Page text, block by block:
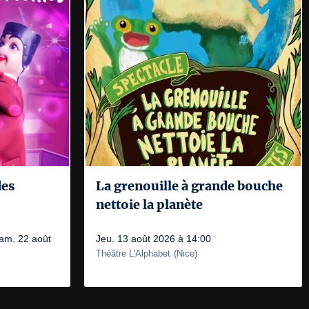
22 août
La grenouille à grande bouche
nettoie la planète
Jeu. 13 août 2026 à 14:00
Théâtre L'Alphabet (Nice)